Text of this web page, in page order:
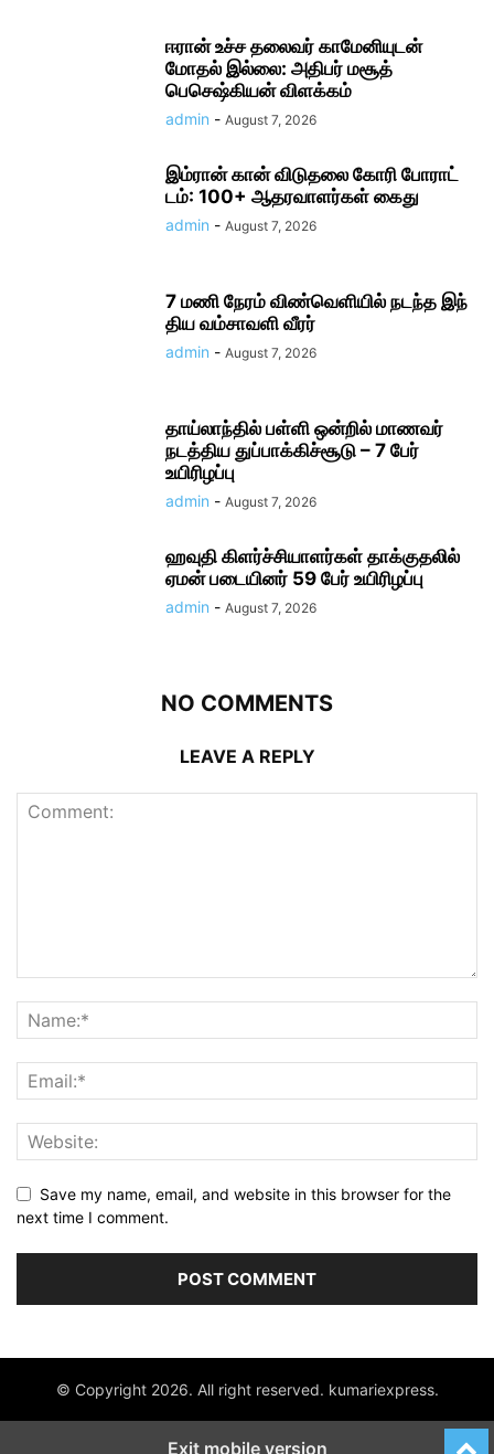
ஈரான் உச்ச தலை​வர் காமேனியுடன்
மோதல் இல்லை: அதிபர் மசூத்
பெசெஷ்கியன் விளக்கம்
admin - August 7, 2026
இம்ரான் கான் விடுதலை கோரி போராட்​
டம்: 100+ ஆதரவாளர்கள் கைது
admin - August 7, 2026
7 மணி நேரம் விண்​வெளியில் நடந்த இந்​
திய வம்​சாவளி வீரர்
admin - August 7, 2026
தாய்லாந்தில் பள்ளி ஒன்றில் மாணவர்
நடத்திய துப்பாக்கிச்சூடு – 7 பேர்
உயிரிழப்பு
admin - August 7, 2026
ஹவுதி கிளர்ச்சியாளர்கள் தாக்குதலில்
ஏமன் படையினர் 59 பேர் உயிரிழப்பு
admin - August 7, 2026
NO COMMENTS
LEAVE A REPLY
Save my name, email, and website in this browser for the
next time I comment.
© Copyright 2026. All right reserved. kumariexpress.
Exit mobile version